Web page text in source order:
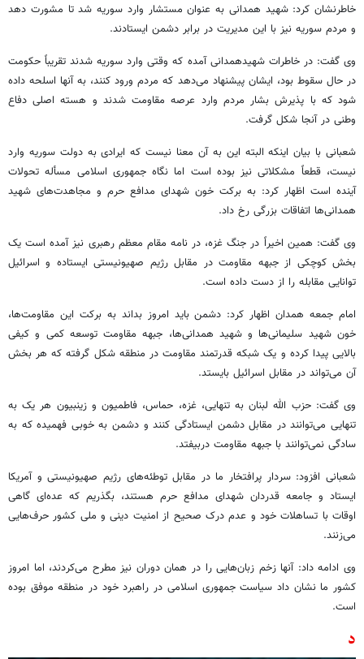
خاطرنشان کرد: شهید همدانی به عنوان مستشار وارد سوریه شد تا مشورت دهد
و مردم سوریه نیز با این مدیریت در برابر دشمن ایستادند.
وی گفت: در خاطرات شهیدهمدانی آمده که وقتی وارد سوریه شدند تقریباً حکومت
در حال سقوط بود، ایشان پیشنهاد می‌دهد که مردم ورود کنند، به آنها اسلحه داده
شود که با پذیرش بشار مردم وارد عرصه مقاومت شدند و هسته اصلی دفاع
وطنی در آنجا شکل گرفت.
شعبانی با بیان اینکه البته این به آن معنا نیست که ایرادی به دولت سوریه وارد
نیست، قطعاً مشکلاتی نیز بوده است اما نگاه جمهوری اسلامی مسأله تحولات
آینده است اظهار کرد: به برکت خون شهدای مدافع حرم و مجاهدت‌های شهید
همدانی‌ها اتفاقات بزرگی رخ داد.
وی گفت: همین اخیراً در جنگ غزه، در نامه مقام معظم رهبری نیز آمده است یک
بخش کوچکی از جبهه مقاومت در مقابل رژیم صهیونیستی ایستاده و اسرائیل
توانایی مقابله را از دست داده است.
امام جمعه همدان اظهار کرد: دشمن باید امروز بداند به برکت این مقاومت‌ها،
خون شهید سلیمانی‌ها و شهید همدانی‌ها، جبهه مقاومت توسعه کمی و کیفی
بالایی پیدا کرده و یک شبکه قدرتمند مقاومت در منطقه شکل گرفته که هر بخش
آن می‌تواند در مقابل اسرائیل بایستد.
وی گفت: حزب الله لبنان به تنهایی، غزه، حماس، فاطمیون و زینبیون هر یک به
تنهایی می‌توانند در مقابل دشمن ایستادگی کنند و دشمن به خوبی فهمیده که به
سادگی نمی‌توانند با جبهه مقاومت دربیفتد.
شعبانی افزود: سردار پرافتخار ما در مقابل توطئه‌های رژیم صهیونیستی و آمریکا
ایستاد و جامعه قدردان شهدای مدافع حرم هستند، بگذریم که عده‌ای گاهی
اوقات با تساهلات خود و عدم درک صحیح از امنیت دینی و ملی کشور حرف‌هایی
می‌زنند.
وی ادامه داد: آنها زخم زبان‌هایی را در همان دوران نیز مطرح می‌کردند، اما امروز
کشور ما نشان داد سیاست جمهوری اسلامی در راهبرد خود در منطقه موفق بوده
است.
د